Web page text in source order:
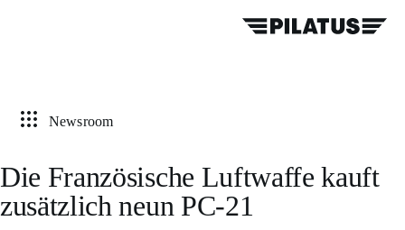
Newsroom
Die Französische Luftwaffe kauft
zusätzlich neun PC-21